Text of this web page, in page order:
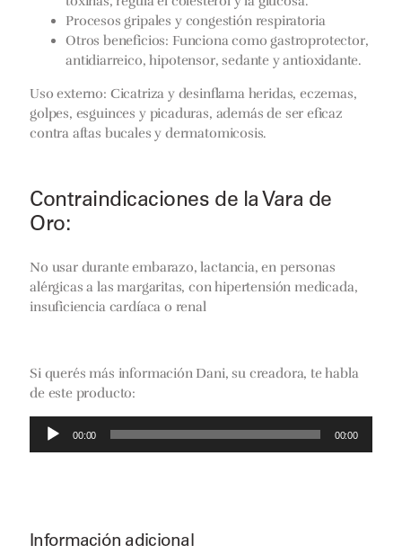
Procesos gripales y congestión respiratoria
Otros beneficios: Funciona como gastroprotector,
antidiarreico, hipotensor, sedante y antioxidante.
Uso externo: Cicatriza y desinflama heridas, eczemas,
golpes, esguinces y picaduras, además de ser eficaz
contra aftas bucales y dermatomicosis.
Contraindicaciones de la Vara de
Oro:
No usar durante embarazo, lactancia, en personas
alérgicas a las margaritas, con hipertensión medicada,
insuficiencia cardíaca o renal
Si querés más información Dani, su creadora, te habla
de este producto:
u
00:00 00:00
Información adicional